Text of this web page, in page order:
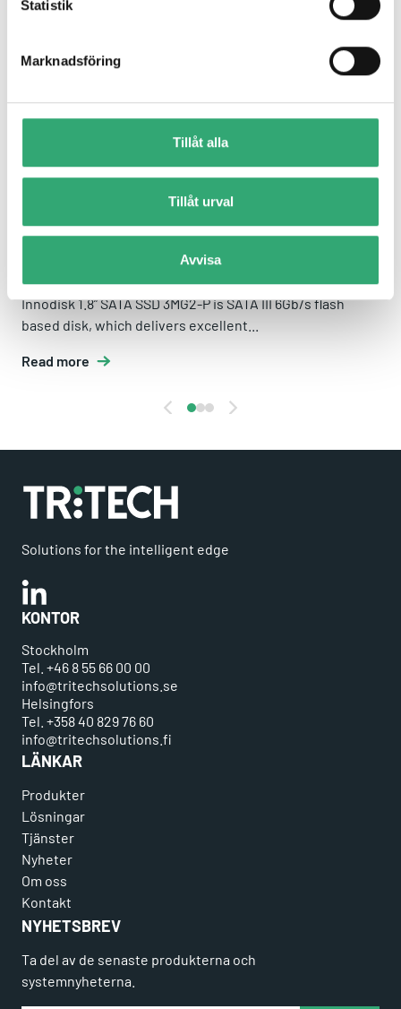
Statistik
Marknadsföring
Tillåt alla
Tillåt urval
Avvisa
Innodisk 1.8” SATA SSD 3MG2-P is SATA III 6Gb/s flash
based disk, which delivers excellent...
Read more
Solutions for the intelligent edge
Linkedin
KONTOR
Stockholm
Tel. +46 8 55 66 00 00
info@tritechsolutions.se
Helsingfors
Tel. +358 40 829 76 60
info@tritechsolutions.fi
LÄNKAR
Produkter
Lösningar
Tjänster
Nyheter
Om oss
Kontakt
NYHETSBREV
Ta del av de senaste produkterna och
systemnyheterna.